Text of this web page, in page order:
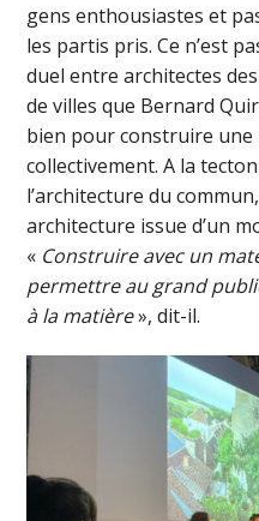
gens enthousiastes et
les partis pris. Ce n’est
duel entre architectes
de villes que Bernard
bien pour construire une
collectivement. A la
l’architecture du
architecture issue d’un
« Construire avec un
permettre au grand
à la matière», dit-il.